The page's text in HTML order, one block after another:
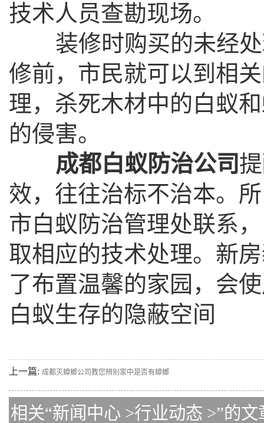
技术人员查勘现场。
装修时购买的未经处
修前，市民就可以到相
理，杀死木材中的白蚁
的侵害。
成都白蚁防治公司
效，往往治标不治本。
市白蚁防治管理处联系
取相应的技术处理。新
了布置温馨的家园，会
白蚁生存的隐蔽空间
上一篇: 成都灭蟑螂公司教您辨别家中是否有蟑螂
相关“新闻中心 >行业动态 >”的文